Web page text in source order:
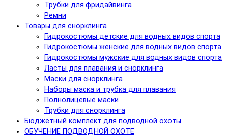
Трубки для фридайвинга
Ремни
Товары для снорклинга
Гидрокостюмы детские для водных видов спорта
Гидрокостюмы женские для водных видов спорта
Гидрокостюмы мужские для водных видов спорта
Ласты для плавания и снорклинга
Маски для снорклинга
Наборы маска и трубка для плавания
Полнолицевые маски
Трубки для снорклинга
Бюджетный комплект для подводной охоты
ОБУЧЕНИЕ ПОДВОДНОЙ ОХОТЕ